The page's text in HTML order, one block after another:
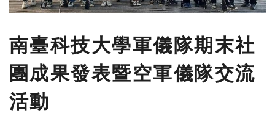
南臺科技大學軍儀隊期末社
團成果發表暨空軍儀隊交流
活動